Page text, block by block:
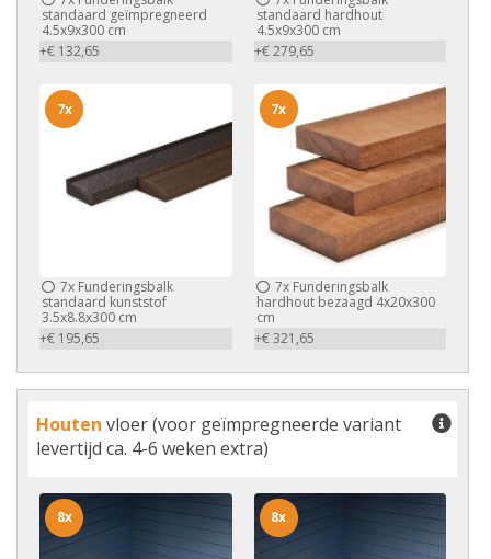
standaard geïmpregneerd
4.5x9x300 cm
+€ 132,65
standaard hardhout
4.5x9x300 cm
+€ 279,65
7x Funderingsbalk
standaard kunststof
3.5x8.8x300 cm
+€ 195,65
7x
7xFunderingsbalk
hardhout bezaagd 4x20x300
cm
+€ 321,65
7x
Houten vloer (voor geïmpregneerde variant
levertijd ca. 4-6 weken extra)
8x 8x